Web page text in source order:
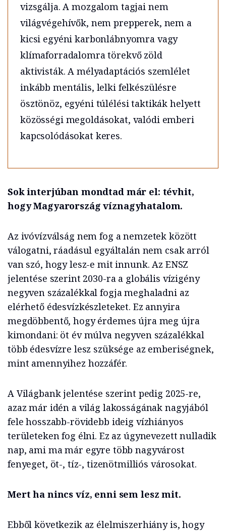
vizsgálja. A mozgalom tagjai nem
világvégehívők, nem prepperek, nem a
kicsi egyéni karbonlábnyomra vagy
klímaforradalomra törekvő zöld
aktivisták. A mélyadaptációs szemlélet
inkább mentális, lelki felkészülésre
ösztönöz, egyéni túlélési taktikák helyett
közösségi megoldásokat, valódi emberi
kapcsolódásokat keres.
Sok interjúban mondtad már el: tévhit,
hogy Magyarország víznagyhatalom.
Az ivóvízválság nem fog a nemzetek között
válogatni, ráadásul egyáltalán nem csak arról
van szó, hogy lesz-e mit innunk. Az ENSZ
jelentése szerint 2030-ra a globális vízigény
negyven százalékkal fogja meghaladni az
elérhető édesvízkészleteket. Ez annyira
megdöbbentő, hogy érdemes újra meg újra
kimondani: öt év múlva negyven százalékkal
több édesvízre lesz szüksége az emberiségnek,
mint amennyihez hozzáfér.
A Világbank jelentése szerint pedig 2025-re,
azaz már idén a világ lakosságának nagyjából
fele hosszabb-rövidebb ideig vízhiányos
területeken fog élni. Ez az úgynevezett nulladik
nap, ami ma már egyre több nagyvárost
fenyeget, öt-, tíz-, tizenötmilliós városokat.
Mert ha nincs víz, enni sem lesz mit.
Ebből következik az élelmiszerhiány is, hogy